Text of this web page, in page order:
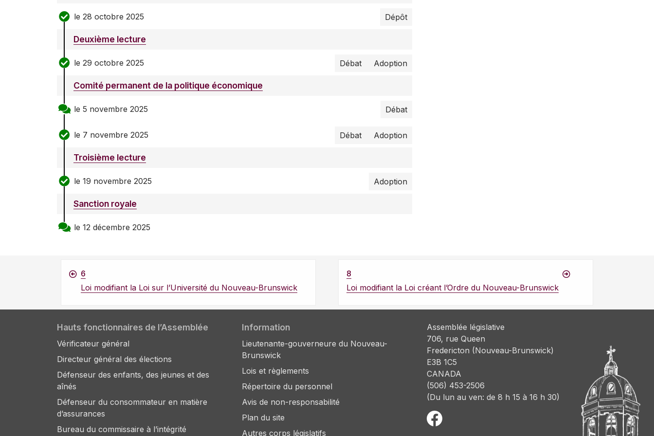
le 28 octobre 2025 Dépôt
Deuxième lecture
le 29 octobre 2025 Débat Adoption
Comité permanent de la politique économique
le 5 novembre 2025 Débat
le 7 novembre 2025 Débat Adoption
Troisième lecture
le 19 novembre 2025 Adoption
Sanction royale
le 12 décembre 2025
6
Loi modifiant la Loi sur l’Université du Nouveau-Brunswick
8
Loi modifiant la Loi créant l’Ordre du Nouveau-Brunswick
Hauts fonctionnaires de l’Assemblée
Vérificateur général
Directeur général des élections
Défenseur des enfants, des jeunes et des
aînés
Défenseur du consommateur en matière
d’assurances
Bureau du commissaire à l’intégrité
Information
Lieutenante-gouverneure du Nouveau-
Brunswick
Lois et règlements
Répertoire du personnel
Avis de non-responsabilité
Plan du site
Autres corps législatifs
Assemblée législative
706, rue Queen
Fredericton (Nouveau-Brunswick)
E3B 1C5
CANADA
(506) 453-2506
(Du lun au ven: de 8 h 15 à 16 h 30)